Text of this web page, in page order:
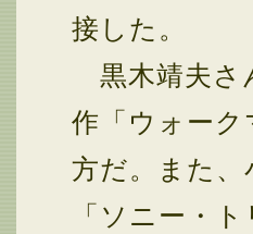
接した。
黒木靖夫さ
作「ウォー
方だ。また
「ソニー・